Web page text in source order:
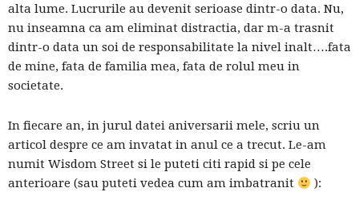
alta lume. Lucrurile au devenit serioase dintr-o data. Nu,
nu inseamna ca am eliminat distractia, dar m-a trasnit
dintr-o data un soi de responsabilitate la nivel inalt….fata
de mine, fata de familia mea, fata de rolul meu in
societate.
In fiecare an, in jurul datei aniversarii mele, scriu un
articol despre ce am invatat in anul ce a trecut. Le-am
numit Wisdom Street si le puteti citi rapid si pe cele
anterioare (sau puteti vedea cum am imbatranit
):